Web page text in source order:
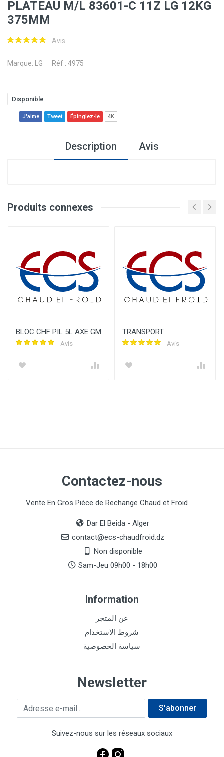
PLATEAU M/L 83601-C 11Z LG 12KG
375MM
Avis
Marque: LG Réf : 4975
Disponible
J'aime Tweet Épinglez-le 4K
Description Avis
Produits connexes
BLOC CHF PIL 5L AXE GM
Avis
TRANSPORT
Avis
Contactez-nous
Vente En Gros Pièce de Rechange Chaud et Froid
Dar El Beida - Alger
contact@ecs-chaudfroid.dz
Non disponible
Sam-Jeu 09h00 - 18h00
Information
عن المتجر
شروط الاستخدام
سياسة الخصوصية
Newsletter
Adresse e-mail S'abonner
Suivez-nous sur les réseaux sociaux